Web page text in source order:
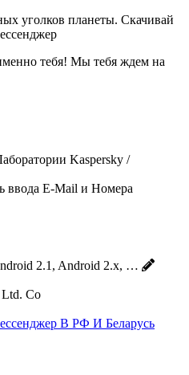
уголков планеты. Скачивай
тебя! Мы тебя ждем на
Kaspersky /
ввода E-Mail и Номера
2.1, Android 2.x, …
Co
В РФ И Беларусь